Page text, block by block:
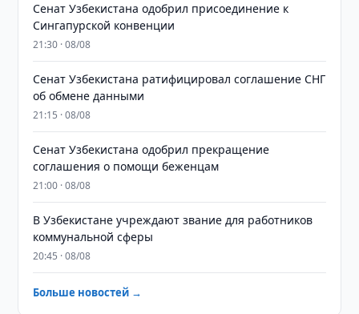
Сенат Узбекистана одобрил присоединение к
Сингапурской конвенции
21:30 · 08/08
Сенат Узбекистана ратифицировал соглашение СНГ
об обмене данными
21:15 · 08/08
Сенат Узбекистана одобрил прекращение
соглашения о помощи беженцам
21:00 · 08/08
В Узбекистане учреждают звание для работников
коммунальной сферы
20:45 · 08/08
Больше новостей →